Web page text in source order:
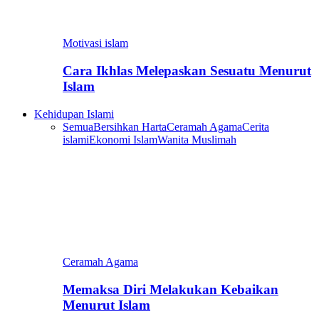
Motivasi islam
Cara Ikhlas Melepaskan Sesuatu Menurut
Islam
Kehidupan Islami
SemuaBersihkan HartaCeramah AgamaCerita
islamiEkonomi IslamWanita Muslimah
Ceramah Agama
Memaksa Diri Melakukan Kebaikan
Menurut Islam